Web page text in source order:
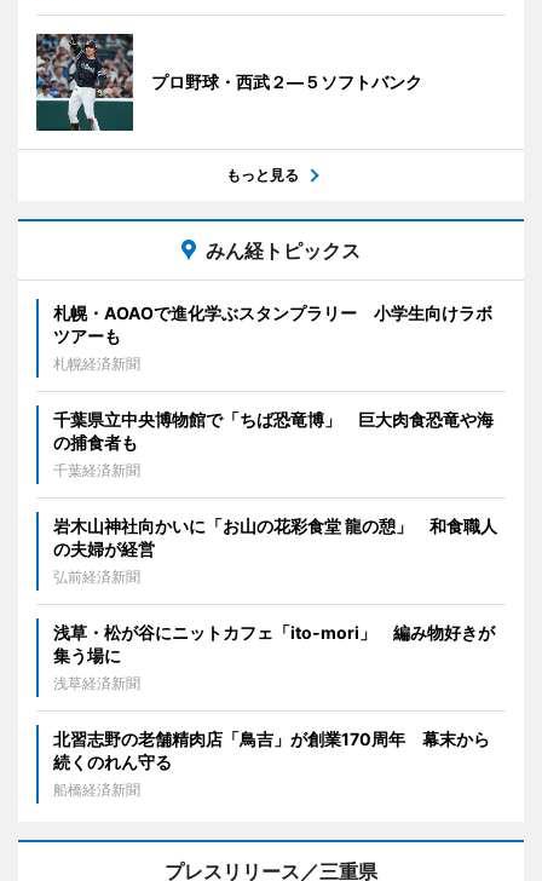
プロ野球・西武２―５ソフトバンク
もっと見る
みん経トピックス
札幌・AOAOで進化学ぶスタンプラリー 小学生向けラボ
ツアーも
札幌経済新聞
千葉県立中央博物館で「ちば恐竜博」 巨大肉食恐竜や海
の捕食者も
千葉経済新聞
岩木山神社向かいに「お山の花彩食堂 龍の憩」 和食職人
の夫婦が経営
弘前経済新聞
浅草・松が谷にニットカフェ「ito-mori」 編み物好きが
集う場に
浅草経済新聞
北習志野の老舗精肉店「鳥吉」が創業170周年 幕末から
続くのれん守る
船橋経済新聞
プレスリリース／三重県